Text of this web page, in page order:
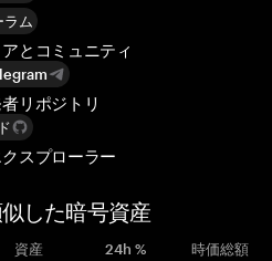
ム
とコミュニティ
リポジトリ
スプローラー
した暗号資産
資産 24h % 時価総額